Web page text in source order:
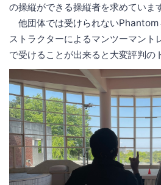
の操縦ができる操縦者を求めていま
他団体では受けられないPhantom
ストラクターによるマンツーマント
で受けることが出来ると大変評判の